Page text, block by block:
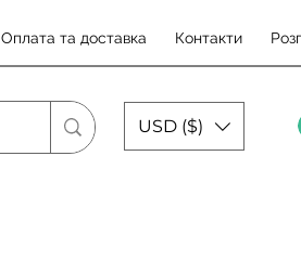
USD ($)
Оплата та доставка Контакти